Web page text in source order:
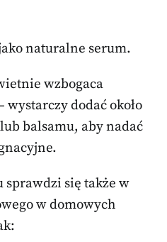
naturalne serum.
wzbogaca
dodać około
balsamu, aby nadać
sprawdzi się także w
w domowych